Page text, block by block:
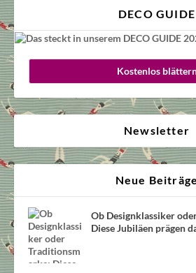
DECO GUIDE
Kostenlos
Newsletter
Neue Beiträge
Ob Designklassiker
Diese Jubiläen prägen